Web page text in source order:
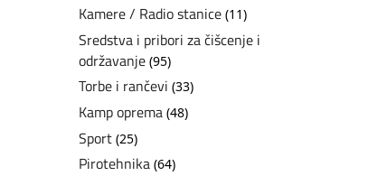
Kamere / Radio stanice (11)
Sredstva i pribori za čišcenje i
održavanje (95)
Torbe i rančevi (33)
Kamp oprema (48)
Sport (25)
Pirotehnika (64)